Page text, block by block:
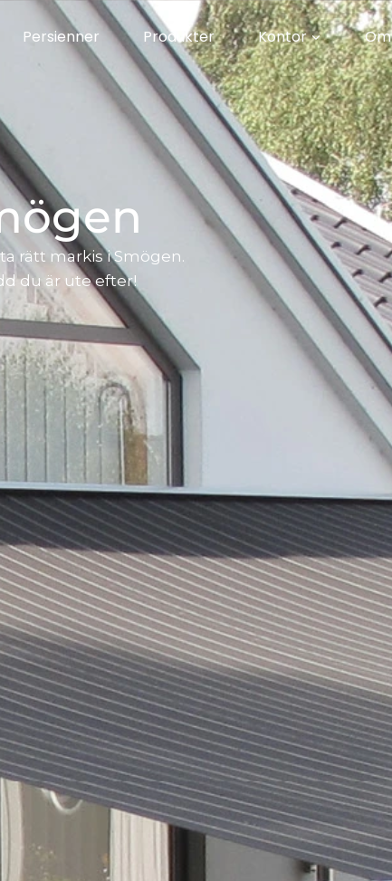
Persienner Produkter Kontor
rätt markis i Smögen.
du är ute efter!